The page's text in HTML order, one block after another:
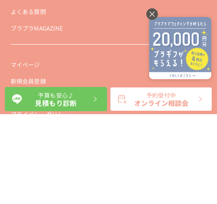
よくある質問
ブラプラMAGAZINE
マイページ
新規会員登録
会社概要
プライバシーポリシー
予算も安心♪
見積もり診断
予約受付中
オンライン相談会